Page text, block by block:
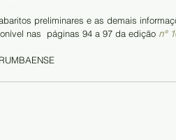
preliminares e as demais
nas  páginas 94 a 97 da edição n°